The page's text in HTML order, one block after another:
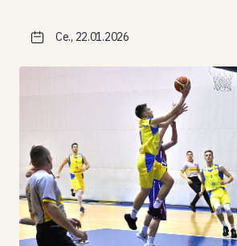
Ce., 22.01.2026